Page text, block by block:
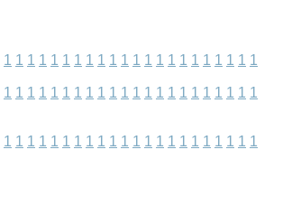
1 1 1 1 1 1 1 1 1 1 1 1 1 1 1 1 1 1 1 1 1 1
1 1 1 1 1 1 1 1 1 1 1 1 1 1 1 1 1 1 1 1 1 1
1 1 1 1 1 1 1 1 1 1 1 1 1 1 1 1 1 1 1 1 1 1